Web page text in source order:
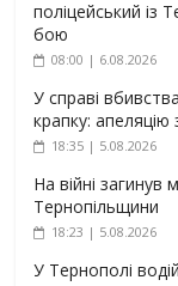
поліцейський із
бою
08:00 | 6.08.2026
У справі
крапку: апеляцію
18:35 | 5.08.2026
На війні
Тернопільщини
18:23 | 5.08.2026
У Тернополі